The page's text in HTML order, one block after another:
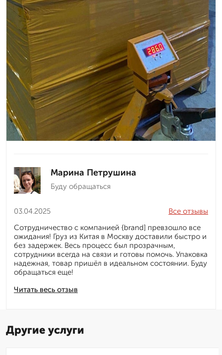
Марина Петрушина
Буду обращаться
03.04.2025
Читать весь отзыв
Все отзывы
Сотрудничество с компанией {brand] превзошло все
ожидания! Груз из Китая в Москву доставили быстро и
без задержек. Весь процесс был прозрачным,
сотрудники всегда на связи и готовы помочь. Упаковка
надежная, товар пришёл в идеальном состоянии. Буду
обращаться еще!
Другие услуги